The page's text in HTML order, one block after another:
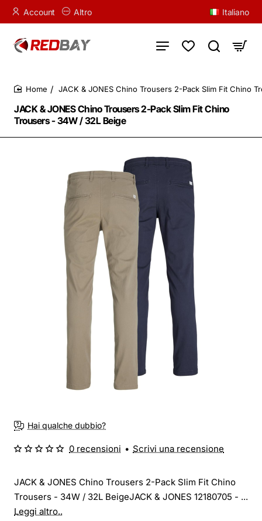
Account Altro Italiano
JACK & JONES Chino Trousers 2-Pack Slim Fit Chino
Trousers - 34W / 32L Beige
JACK & JONES Chino Trousers 2-Pack Slim Fit Chino
Hai qualche dubbio?
JACK & JONES Chino Trousers 2-Pack Slim Fit Chino
Trousers - 34W / 32L BeigeJACK & JONES 12180705 - ...
Leggi altro..
0 recensioni • Scrivi una recensione